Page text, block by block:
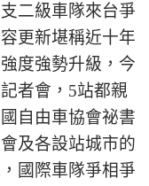
二級車隊來台爭
更新堪稱近十年
度強勢升級，今
者會，5站都親
自由車協會祕書
及各設站城市的
國際車隊爭相爭